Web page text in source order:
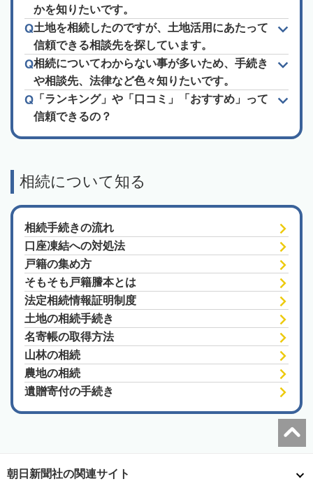
かを知りたいです。
土地を相続したのですが、土地活用にあたって
信頼できる相談先を探しています。
相続についてわからない事が多いため、手続き
や相談先、法律など色々知りたいです。
「ランキング」や「口コミ」「おすすめ」って
信頼できるの？
相続について知る
相続手続きの流れ
口座凍結への対処法
戸籍の集め方
そもそも戸籍謄本とは
法定相続情報証明制度
土地の相続手続き
名寄帳の取得方法
山林の相続
農地の相続
遺贈寄付の手続き
朝日新聞社の関連サイト